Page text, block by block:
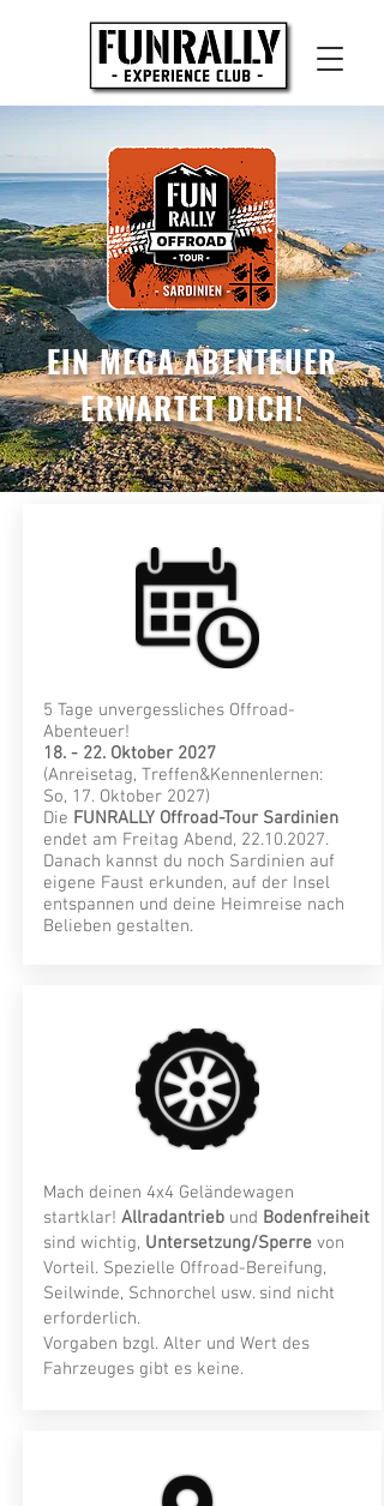
EIN MEGA ABENTEUER
ERWARTET DICH!
5 Tage unvergessliches Offroad-
Abenteuer!
18. - 22. Oktober 2027
(Anreisetag, Treffen&Kennenlernen:
So, 17. Oktober 2027)
Die FUNRALLY Offroad-Tour Sardinien
endet am Freitag Abend, 22.10.2027.
Danach kannst du noch Sardinien auf
eigene Faust erkunden, auf der Insel
entspannen und deine Heimreise nach
Belieben gestalten.
Mach deinen 4x4 Geländewagen
startklar! Allradantriebund Bodenfreiheit
sind wichtig, Untersetzung/Sperrevon
Vorteil. Spezielle Offroad-Bereifung,
Seilwinde, Schnorchel usw. sind nicht
erforderlich.
Vorgaben bzgl. Alter und Wert des
Fahrzeuges gibt es keine.